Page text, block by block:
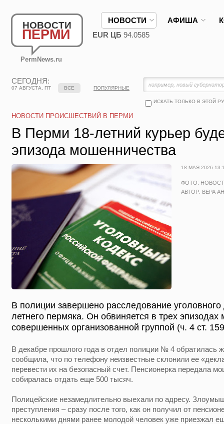
НОВОСТИ
ПЕРМИ
PermNews.ru
НОВОСТИ АФИША
EUR ЦБ 94.0585
СЕГОДНЯ:
07 АВГУСТА, ПТ
ИСКАТЬ ТОЛЬКО В ЭТОЙ
ВСЕ ПОПУЛЯРНЫЕ
НОВОСТИ ПРОИСШЕСТВИЙ В ПЕРМИ
В Перми 18-летний курьер
эпизода мошенничества
18 МАЯ 2026
ФОТО:
АВТОР: ВЕРА
В полиции завершено расследование
летнего пермяка. Он обвиняется в трех эпизодах
совершенных организованной группой (ч. 4 ст.
В декабре прошлого года в отдел полиции № 4 обратилась
сообщила, что по телефону неизвестные склонили ее
перевести их на безопасный счет. Пенсионерка передала
собиралась отдать еще 500 тысяч.
Полицейские незамедлительно выехали по адресу.
преступления – сразу после того, как он получил от
несколькими днями ранее молодой человек уже приезжал